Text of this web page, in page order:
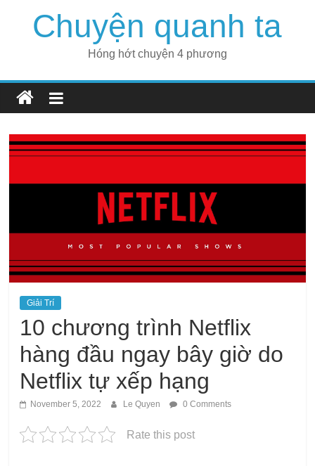
Chuyện quanh ta
Hóng hớt chuyện 4 phương
Giải Trí
10 chương trình Netflix
hàng đầu ngay bây giờ do
Netflix tự xếp hạng
November 5, 2022 Le Quyen 0 Comments
Rate this post